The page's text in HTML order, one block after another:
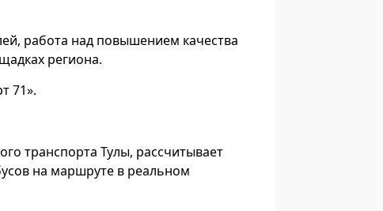
работа над повышением качества
региона.
71».
транспорта Тулы, рассчитывает
на маршруте в реальном